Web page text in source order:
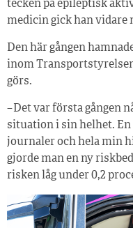
tecken på epileptisk
medicin gick han vidare
Den här gången
inom
görs.
– Det var första gången
situation i sin helhet.
journaler och hela min
gjorde man en ny
risken låg under 0,2